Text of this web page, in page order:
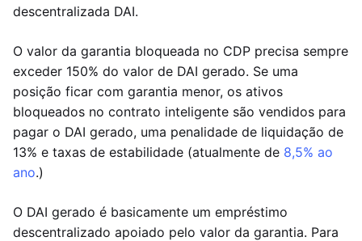
descentralizada DAI.
O valor da garantia bloqueada no CDP precisa sempre
exceder 150% do valor de DAI gerado. Se uma
posição ficar com garantia menor, os ativos
bloqueados no contrato inteligente são vendidos para
pagar o DAI gerado, uma penalidade de liquidação de
13% e taxas de estabilidade (atualmente de 8,5% ao
ano.)
O DAI gerado é basicamente um empréstimo
descentralizado apoiado pelo valor da garantia. Para